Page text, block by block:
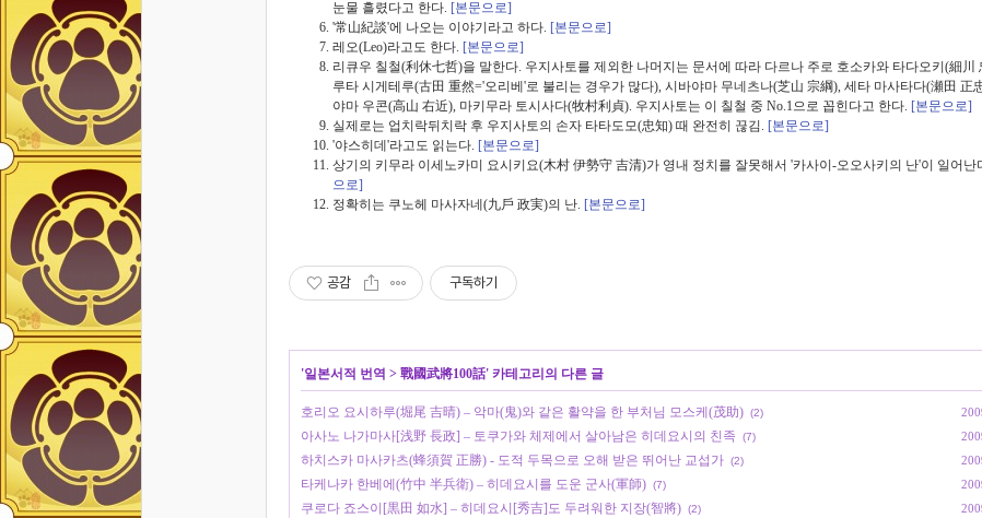
눈물 흘렸다고 한다. [본문으로]
'常山紀談'에 나오는 이야기라고 하다. [본문으로]
레오(Leo)라고도 한다. [본문으로]
리큐우 칠철(利休七哲)을 말한다. 우지사토를 제외한 나머지는 문서에 따라 다르나 주로 호소카와 타다오키(細川
루타 시게테루(古田 重然='오리베'로 불리는 경우가 많다), 시바야마 무네츠나(芝山 宗綱), 세타 마사타다(瀬田 正
야마 우콘(高山 右近), 마키무라 토시사다(牧村利貞). 우지사토는 이 칠철 중 No.1으로 꼽힌다고 한다. [본문으로]
실제로는 업치락뒤치락 후 우지사토의 손자 타타도모(忠知) 때 완전히 끊김. [본문으로]
'야스히데'라고도 읽는다. [본문으로]
상기의 키무라 이세노카미 요시키요(木村 伊勢守 吉清)가 영내 정치를 잘못해서 '카사이-오오사키의 난'이 일어난
으로]
정확히는 쿠노헤 마사자네(九戶 政実)의 난. [본문으로]
공감 구독하기
'일본서적 번역 > 戰國武將100話' 카테고리의 다른 글
호리오 요시하루(堀尾 吉晴) – 악마(鬼)와 같은 활약을 한 부처님 모스케(茂助) (2)
아사노 나가마사[浅野 長政] – 토쿠가와 체제에서 살아남은 히데요시의 친족 (7)
하치스카 마사카츠(蜂須賀 正勝) - 도적 두목으로 오해 받은 뛰어난 교섭가 (2)
타케나카 한베에(竹中 半兵衛) – 히데요시를 도운 군사(軍師) (7)
쿠로다 죠스이[黒田 如水] – 히데요시[秀吉]도 두려워한 지장(智將) (2)